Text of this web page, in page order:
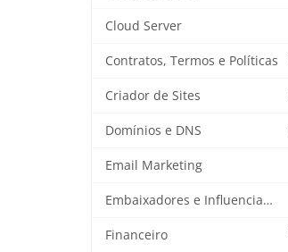
Cloud Server
Contratos, Termos e Políticas
Criador de Sites
Domínios e DNS
Email Marketing
Embaixadores e Influenciadores
Financeiro